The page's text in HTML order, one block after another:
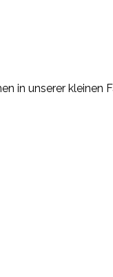
in unserer kleinen